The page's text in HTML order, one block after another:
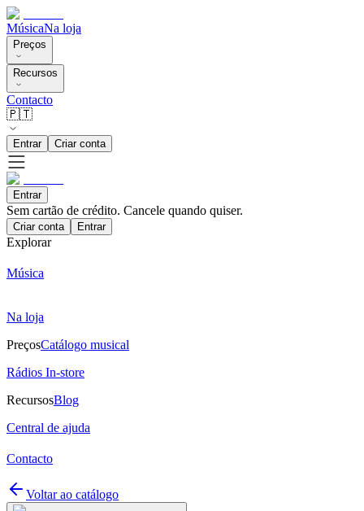
MúsicaNa loja
Preços
Recursos
Contacto
🇵🇹
Entrar Criar conta
Entrar
Sem cartão de crédito. Cancele quando quiser.
Criar conta Entrar
Explorar
Música
Na loja
PreçosCatálogo musical
Rádios In-store
RecursosBlog
Central de ajuda
Contacto
Voltar ao catálogo